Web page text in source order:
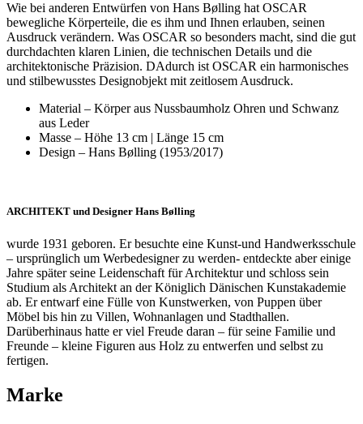
Wie bei anderen Entwürfen von Hans Bølling hat OSCAR
bewegliche Körperteile, die es ihm und Ihnen erlauben, seinen
Ausdruck verändern. Was OSCAR so besonders macht, sind die gut
durchdachten klaren Linien, die technischen Details und die
architektonische Präzision. DAdurch ist OSCAR ein harmonisches
und stilbewusstes Designobjekt mit zeitlosem Ausdruck.
Material – Körper aus Nussbaumholz Ohren und Schwanz
aus Leder
Masse – Höhe 13 cm | Länge 15 cm
Design – Hans Bølling (1953/2017)
ARCHITEKT und Designer Hans Bølling
wurde 1931 geboren. Er besuchte eine Kunst-und Handwerksschule
– ursprünglich um Werbedesigner zu werden- entdeckte aber einige
Jahre später seine Leidenschaft für Architektur und schloss sein
Studium als Architekt an der Königlich Dänischen Kunstakademie
ab. Er entwarf eine Fülle von Kunstwerken, von Puppen über
Möbel bis hin zu Villen, Wohnanlagen und Stadthallen.
Darüberhinaus hatte er viel Freude daran – für seine Familie und
Freunde – kleine Figuren aus Holz zu entwerfen und selbst zu
fertigen.
Marke